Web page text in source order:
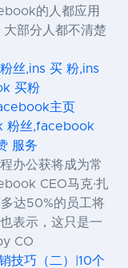
的人都应用
部分人都不清楚
丝,ins 买 粉,ins
买粉
主页
粉丝,facebook
服务
办公获将成为常
CEO马克·扎
达50%的员工将
表示，这只是一
CO
技巧（二）|10个